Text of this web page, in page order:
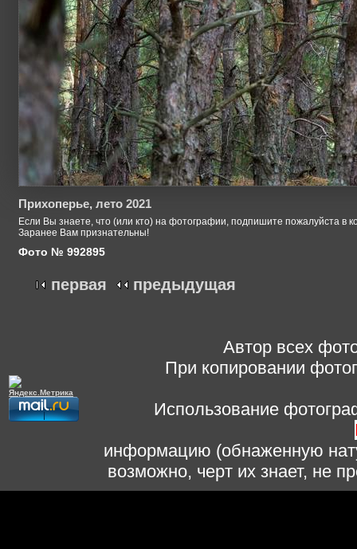
Прихоперье, лето 2021
Если Вы знаете, что (или кто) на фотографии, подпишите пожалуйста в
Заранее Вам признательны!
Фото № 992895
первая предыдущая
Автор всех
При копировании
Использование
информацию (обнаженную
возможно, черт их знает, не